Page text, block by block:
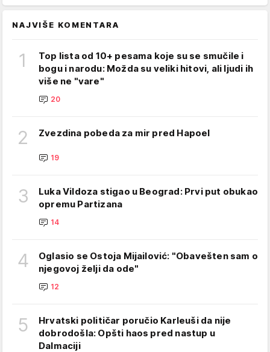
NAJVIŠE KOMENTARA
1
Top lista od 10+ pesama koje su se smučile i
bogu i narodu: Možda su veliki hitovi, ali ljudi ih
više ne "vare"
20
2 Zvezdina pobeda za mir pred Hapoel
19
3
Luka Vildoza stigao u Beograd: Prvi put obukao
opremu Partizana
14
4
Oglasio se Ostoja Mijailović: "Obavešten sam o
njegovoj želji da ode"
12
5
Hrvatski političar poručio Karleuši da nije
dobrodošla: Opšti haos pred nastup u
Dalmaciji